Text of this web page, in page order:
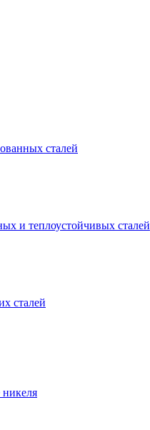
сталей
и теплоустойчивых сталей
сталей
никеля